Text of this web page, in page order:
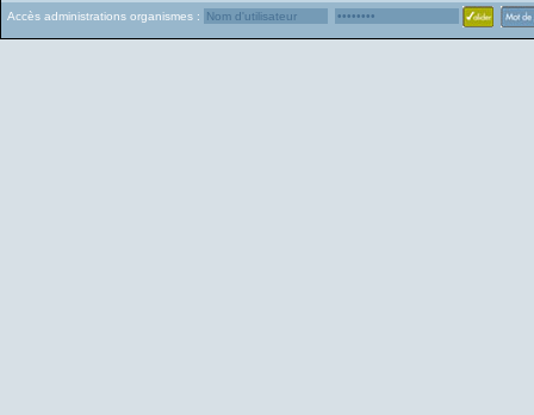
Accès administrations organismes :